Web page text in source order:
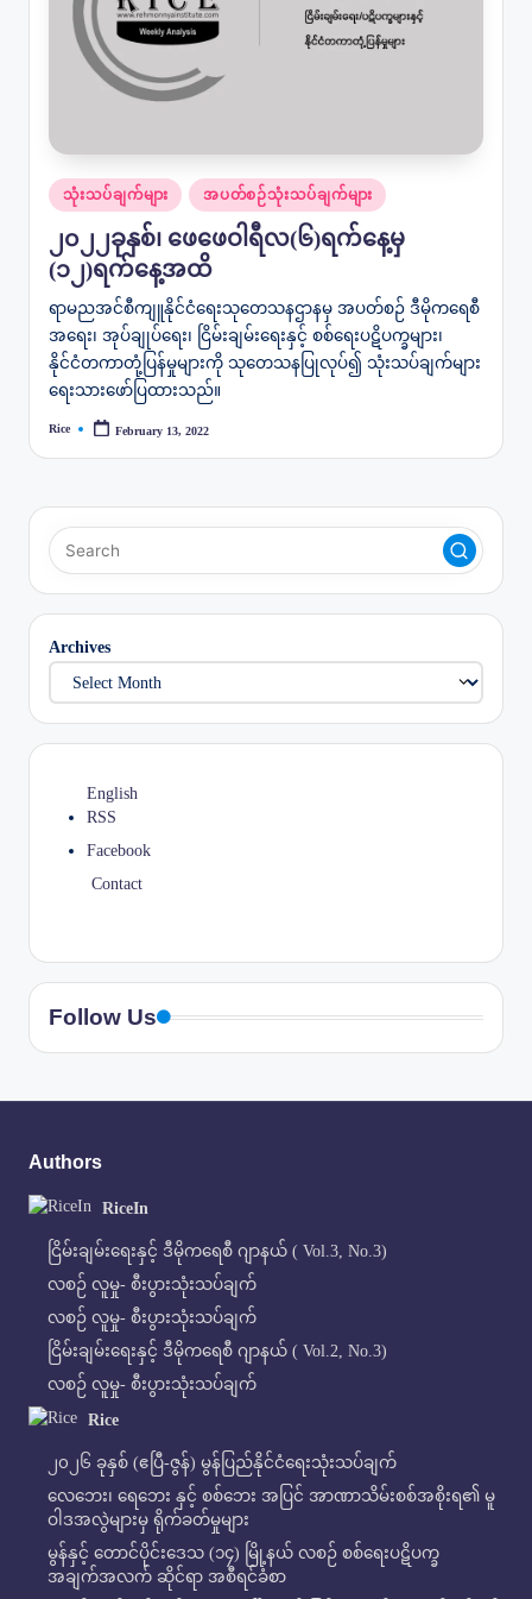
Posted
in
သုံးသပ်ချက်များ အပတ်စဉ်သုံးသပ်ချက်များ
၂၀၂၂ခုနှစ်၊ ဖေဖေဝါရီလ(၆)ရက်နေ့မှ
(၁၂)ရက်နေ့အထိ
ရာမညအင်စီကျူနိုင်ငံရေးသုတေသနဌာနမှ အပတ်စဉ် ဒီမိုကရေစီ
အရေး၊ အုပ်ချုပ်ရေး၊ ငြိမ်းချမ်းရေးနှင့် စစ်ရေးပဋိပက္ခများ၊
နိုင်ငံတကာတုံ့ပြန်မှုများကို သုတေသနပြုလုပ်၍ သုံးသပ်ချက်များ
ရေးသားဖော်ပြထားသည်။
Posted
Rice February 13, 2022
Archives
English
RSS
Facebook
Contact
Follow Us
Authors
RiceIn
ငြိမ်းချမ်းရေးနှင့် ဒီမိုကရေစီ ဂျာနယ် ( Vol.3, No.3)
လစဉ် လူမှု- စီးပွားသုံးသပ်ချက်
လစဉ် လူမှု- စီးပွားသုံးသပ်ချက်
ငြိမ်းချမ်းရေးနှင့် ဒီမိုကရေစီ ဂျာနယ် ( Vol.2, No.3)
လစဉ် လူမှု- စီးပွားသုံးသပ်ချက်
Rice
၂၀၂၆ ခုနှစ် (ဧပြီ-ဇွန်) မွန်ပြည်နိုင်ငံရေးသုံးသပ်ချက်
လေဘေး၊ ရေဘေး နှင့် စစ်ဘေး အပြင် အာဏာသိမ်းစစ်အစိုးရ၏ မူ
ဝါဒအလွဲများမှ ရိုက်ခတ်မှုများ
မွန်နှင့် တောင်ပိုင်းဒေသ (၁၄) မြို့နယ် လစဉ် စစ်ရေးပဋိပက္ခ
အချက်အလက် ဆိုင်ရာ အစီရင်ခံစာ